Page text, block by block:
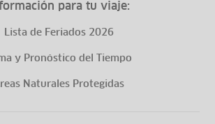
para tu viaje:
Lista de Feriados 2026
y Pronóstico del Tiempo
Naturales Protegidas